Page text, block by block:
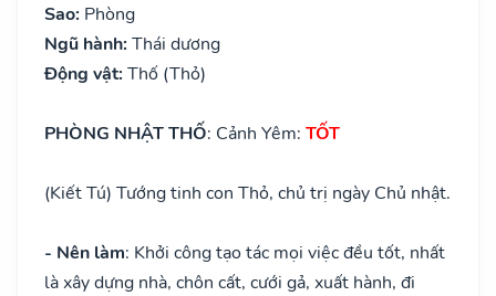
Sao: Phòng
Ngũ hành: Thái dương
Động vật: Thố (Thỏ)
PHÒNG NHẬT THỐ: Cảnh Yêm: TỐT
(Kiết Tú) Tướng tinh con Thỏ, chủ trị ngày Chủ nhật.
- Nên làm: Khởi công tạo tác mọi việc đều tốt, nhất
là xây dựng nhà, chôn cất, cưới gả, xuất hành, đi